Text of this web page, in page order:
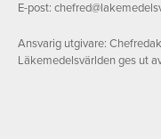
E-post:
Ansvarig utgivare:
Läkemedelsvärlden ges ut